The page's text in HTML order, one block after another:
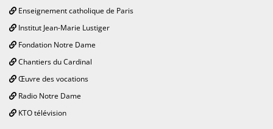
Enseignement catholique de Paris
Institut Jean-Marie Lustiger
Fondation Notre Dame
Chantiers du Cardinal
Œuvre des vocations
Radio Notre Dame
KTO télévision